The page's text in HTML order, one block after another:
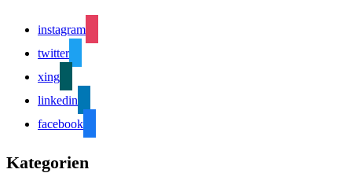
instagram
twitter
xing
linkedin
facebook
Kategorien